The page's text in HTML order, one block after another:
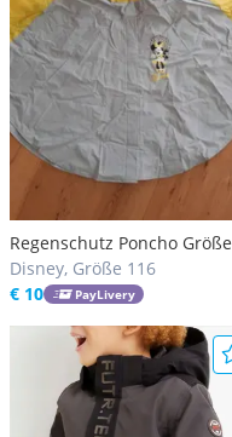
Regenschutz Poncho Größe
116
Disney, Größe 116
€ 10
PayLivery